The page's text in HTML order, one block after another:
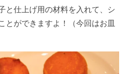
と仕上げ用の材料を入れて、シ
とができますよ！（今回はお皿